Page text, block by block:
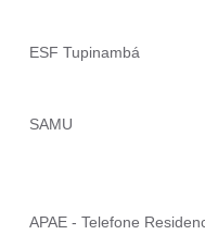
ESF Tupinambá
SAMU
APAE - Telefone